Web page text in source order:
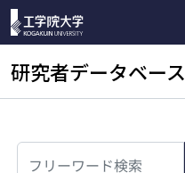
研究者データベース
検索